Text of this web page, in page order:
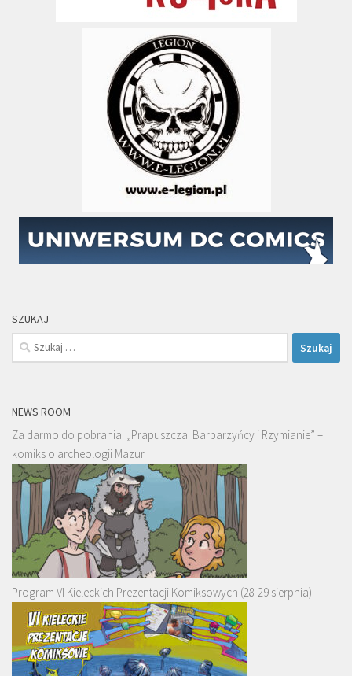
SZUKAJ
Szukaj:
NEWS ROOM
Za darmo do pobrania: „Prapuszcza. Barbarzyńcy i Rzymianie” –
komiks o archeologii Mazur
Program VI Kieleckich Prezentacji Komiksowych (28-29 sierpnia)